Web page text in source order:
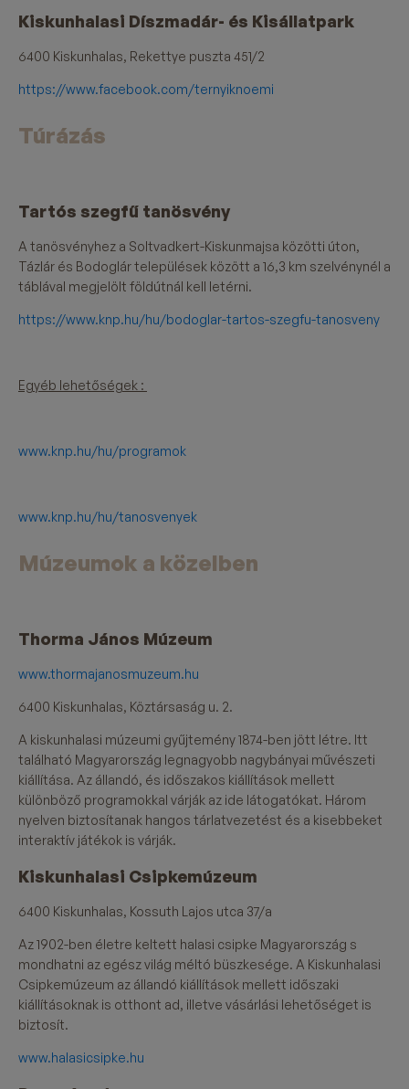
Kiskunhalasi Díszmadár- és Kisállatpark
6400 Kiskunhalas, Rekettye puszta 451/2
https://www.facebook.com/ternyiknoemi
Túrázás
Tartós szegfű tanösvény
A tanösvényhez a Soltvadkert-Kiskunmajsa közötti úton,
Tázlár és Bodoglár települések között a 16,3 km szelvénynél a
táblával megjelölt földútnál kell letérni.
https://www.knp.hu/hu/bodoglar-tartos-szegfu-tanosveny
Egyéb lehetőségek :
www.knp.hu/hu/programok
www.knp.hu/hu/tanosvenyek
Múzeumok a közelben
Thorma János Múzeum
www.thormajanosmuzeum.hu
6400 Kiskunhalas, Köztársaság u. 2.
A kiskunhalasi múzeumi gyűjtemény 1874-ben jött létre. Itt
található Magyarország legnagyobb nagybányai művészeti
kiállítása. Az állandó, és időszakos kiállítások mellett
különböző programokkal várják az ide látogatókat. Három
nyelven biztosítanak hangos tárlatvezetést és a kisebbeket
interaktív játékok is várják.
Kiskunhalasi Csipkemúzeum
6400 Kiskunhalas, Kossuth Lajos utca 37/a
Az 1902-ben életre keltett halasi csipke Magyarország s
mondhatni az egész világ méltó büszkesége. A Kiskunhalasi
Csipkemúzeum az állandó kiállítások mellett időszaki
kiállításoknak is otthont ad, illetve vásárlási lehetőséget is
biztosít.
www.halasicsipke.hu